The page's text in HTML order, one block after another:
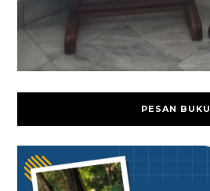
PESAN BUKU